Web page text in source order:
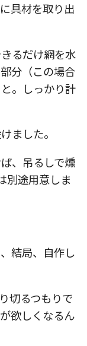
具材を取り出
るだけ網を水
分（この場合
。しっかり計
ました。
、吊るしで燻
別途用意しま
結局、自作し
切るつもりで
欲しくなるん